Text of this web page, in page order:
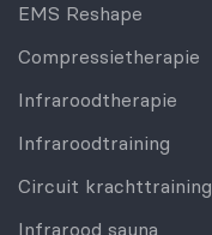
EMS Reshape
Compressietherapie
Infraroodtherapie
Infraroodtraining
Circuit krachttraining
Infrarood sauna